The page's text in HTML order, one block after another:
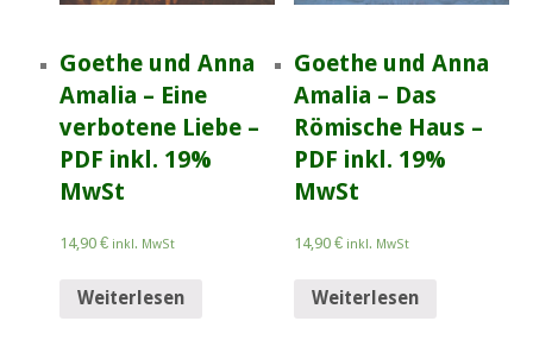
Goethe und Anna
Amalia – Eine
verbotene Liebe –
PDF inkl. 19%
MwSt
14,90 € inkl. MwSt
Weiterlesen
Goethe und Anna
Amalia – Das
Römische Haus –
PDF inkl. 19%
MwSt
14,90 € inkl. MwSt
Weiterlesen